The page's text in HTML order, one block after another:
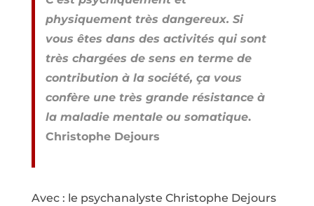
physiquement très dangereux. Si
vous êtes dans des activités qui sont
très chargées de sens en terme de
contribution à la société, ça vous
confère une très grande résistance à
la maladie mentale ou somatique.
Christophe Dejours
Avec : le psychanalyste Christophe Dejours